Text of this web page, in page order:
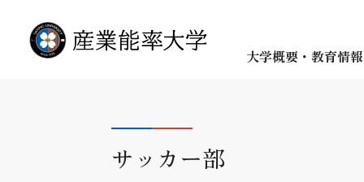
大学概要・教育情報
サッカー部